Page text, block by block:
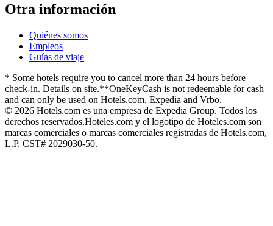
Otra información
Quiénes somos
Empleos
Guías de viaje
* Some hotels require you to cancel more than 24 hours before
check-in. Details on site.**OneKeyCash is not redeemable for cash
and can only be used on Hotels.com, Expedia and Vrbo.
© 2026 Hotels.com es una empresa de Expedia Group. Todos los
derechos reservados.Hoteles.com y el logotipo de Hoteles.com son
marcas comerciales o marcas comerciales registradas de Hotels.com,
L.P. CST# 2029030-50.